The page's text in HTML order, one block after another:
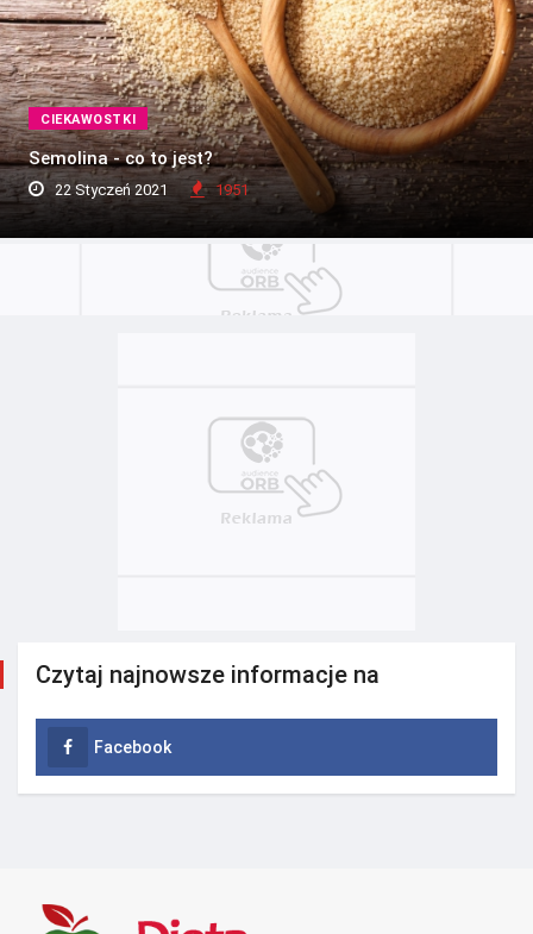
CIEKAWOSTKI
Semolina - co to jest?
22 Styczeń 2021 1951
Czytaj najnowsze informacje na
Facebook